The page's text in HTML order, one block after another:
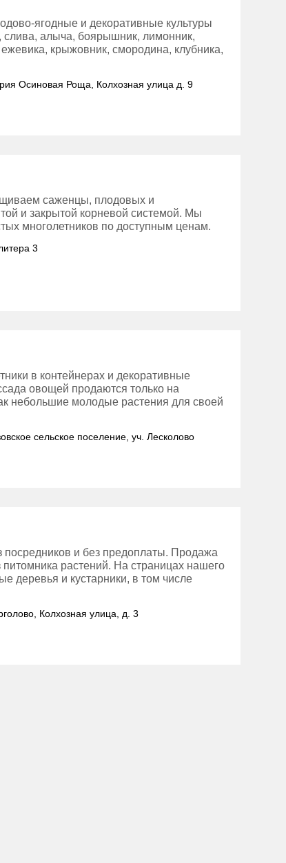
ягодные и декоративные культуры
слива, алыча, боярышник, лимонник,
крыжовник, смородина, клубника,
Осиновая Роща, Колхозная улица д. 9
саженцы, плодовых и
и закрытой корневой системой. Мы
многолетников по доступным ценам.
3
в контейнерах и декоративные
овощей продаются только на
небольшие молодые растения для своей
сельское поселение, уч. Лесколово
и без предоплаты. Продажа
растений. На страницах нашего
деревья и кустарники, в том числе
Колхозная улица, д. 3